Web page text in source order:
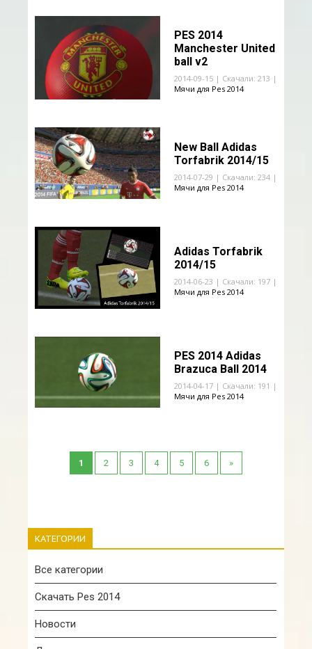
PES 2014
Manchester United
ball v2
2014-09-15 | Скачали: 213 |
Мячи для Pes 2014
New Ball Adidas
Torfabrik 2014/15
2014-07-29 | Скачали: 234 |
Мячи для Pes 2014
Adidas Torfabrik
2014/15
2014-06-23 | Скачали: 197 |
Мячи для Pes 2014
PES 2014 Adidas
Brazuca Ball 2014
2014-04-17 | Скачали: 191 |
Мячи для Pes 2014
1 2 3 4 5 6 »
КАТЕГОРИИ
Все категории
Скачать Pes 2014
Новости